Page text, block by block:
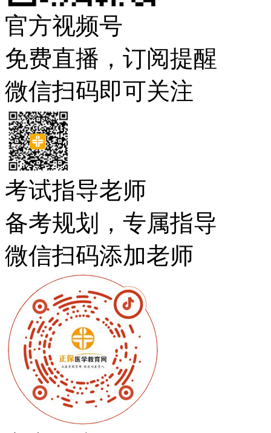
官方视频号
免费直播，订阅提醒
微信扫码即可关注
考试指导老师
备考规划，专属指导
微信扫码添加老师